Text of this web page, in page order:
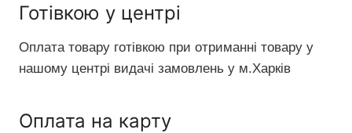
Готівкою у центрі
Оплата товару готівкою при отриманні товару у
нашому центрі видачі замовлень у м.Харків
Оплата на карту